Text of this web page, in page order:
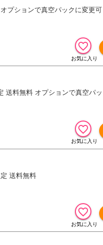
プションで真空パックに変更可
送料無料 オプションで真空パ
送料無料